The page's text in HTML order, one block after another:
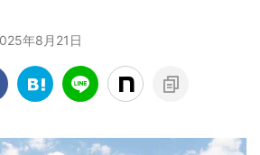
年8月21日